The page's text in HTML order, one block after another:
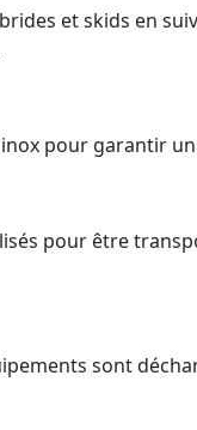
et skids en
pour garantir
pour être
sont